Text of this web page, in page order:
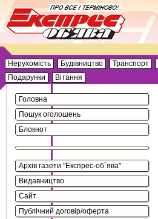
Нерухомість Будівництво Транспорт
Подарунки
Вітання
Головна
Пошук оголошень
Блокнот
Архів газети "Експрес-об`ява"
Видавництво
Сайт
Публічний договір/оферта